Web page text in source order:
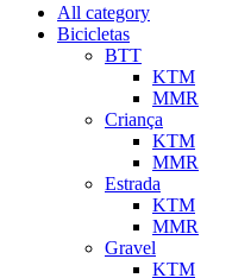
All category
Bicicletas
BTT
KTM
MMR
Criança
KTM
MMR
Estrada
KTM
MMR
Gravel
KTM